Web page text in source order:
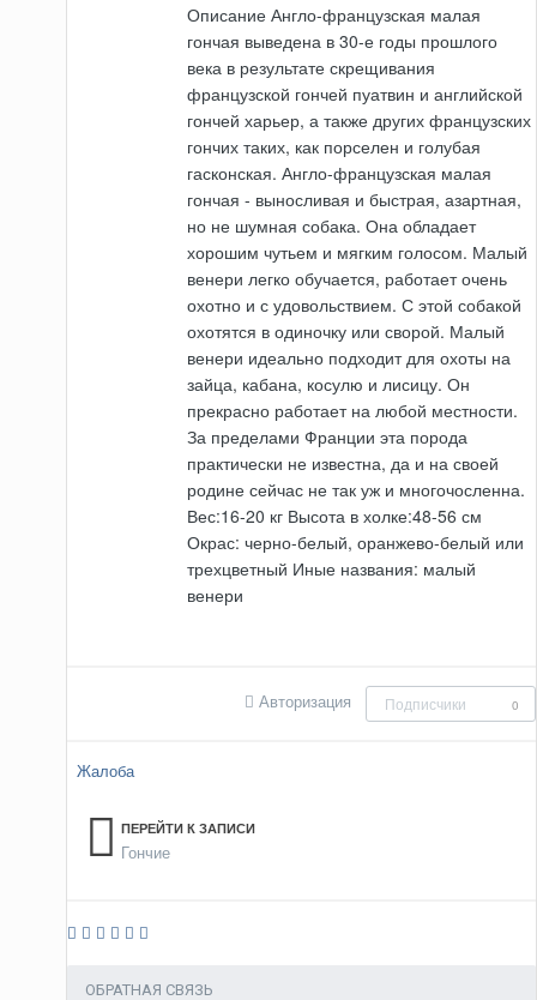
Описание Англо-французская малая
гончая выведена в 30-е годы прошлого
века в результате скрещивания
французской гончей пуатвин и английской
гончей харьер, а также других французских
гончих таких, как порселен и голубая
гасконская. Англо-французская малая
гончая - выносливая и быстрая, азартная,
но не шумная собака. Она обладает
хорошим чутьем и мягким голосом. Малый
венери легко обучается, работает очень
охотно и с удовольствием. С этой собакой
охотятся в одиночку или сворой. Малый
венери идеально подходит для охоты на
зайца, кабана, косулю и лисицу. Он
прекрасно работает на любой местности.
За пределами Франции эта порода
практически не известна, да и на своей
родине сейчас не так уж и многочосленна.
Вес:16-20 кг Высота в холке:48-56 см
Окрас: черно-белый, оранжево-белый или
трехцветный Иные названия: малый
венери
Авторизация Подписчики 0
Жалоба
ПЕРЕЙТИ К ЗАПИСИ
Гончие
ОБРАТНАЯ СВЯЗЬ